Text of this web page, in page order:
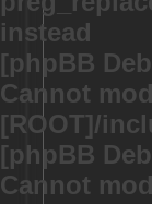
instead
[phpBB
Cannot
[ROOT]/
[phpBB
Cannot